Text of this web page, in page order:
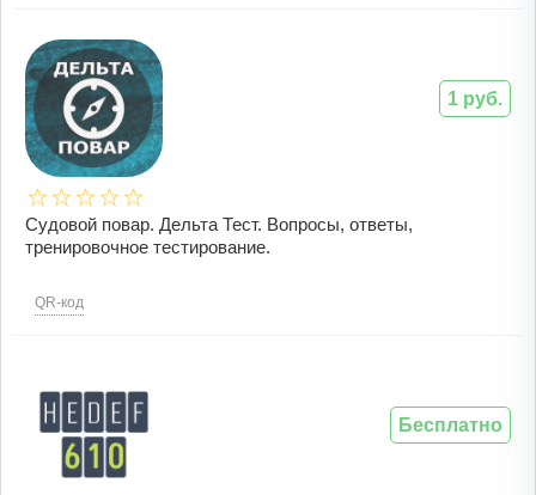
Судовой повар. Дельта Тест. Вопросы, ответы,
тренировочное тестирование.
QR-код
1 руб.
Бесплатно